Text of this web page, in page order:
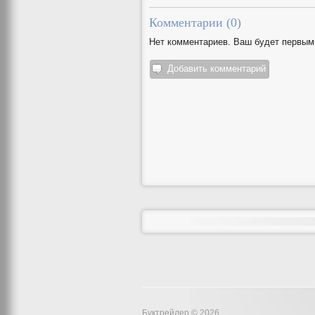
Комментарии (0)
Нет комментариев. Ваш будет
Добавить комментарий
Буктрейлер © 2026